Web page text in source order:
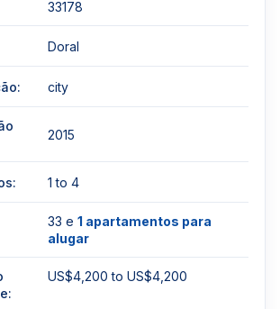
33178
Doral
city
2015
1 to 4
33 e 1 apartamentos para
alugar
US$4,200 to US$4,200